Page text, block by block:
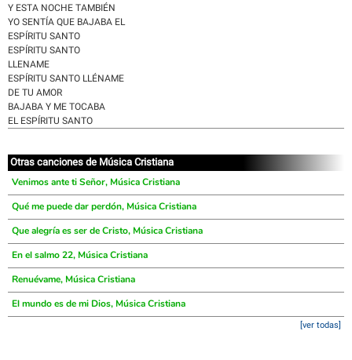
Y ESTA NOCHE TAMBIÉN
YO SENTÍA QUE BAJABA EL
ESPÍRITU SANTO
ESPÍRITU SANTO
LLENAME
ESPÍRITU SANTO LLÉNAME
DE TU AMOR
BAJABA Y ME TOCABA
EL ESPÍRITU SANTO
Otras canciones de Música Cristiana
Venimos ante ti Señor, Música Cristiana
Qué me puede dar perdón, Música Cristiana
Que alegría es ser de Cristo, Música Cristiana
En el salmo 22, Música Cristiana
Renuévame, Música Cristiana
El mundo es de mi Dios, Música Cristiana
[ver todas]